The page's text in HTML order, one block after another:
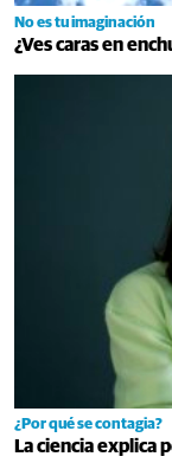
No es tu imaginación
¿Ves caras en
¿Por qué se contagia?
La ciencia explica